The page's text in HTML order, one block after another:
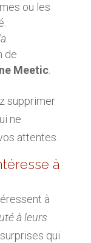
ou les
de
Meetic.
supprimer
ne
attentes.
à
à
à leurs
qui